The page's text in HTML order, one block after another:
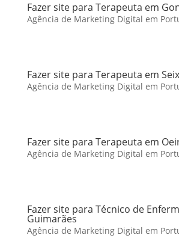
Fazer site para Terapeuta em
Agência de Marketing Digital em
Fazer site para Terapeuta em
Agência de Marketing Digital em
Fazer site para Terapeuta em
Agência de Marketing Digital em
Fazer site para Técnico de
Guimarães
Agência de Marketing Digital em